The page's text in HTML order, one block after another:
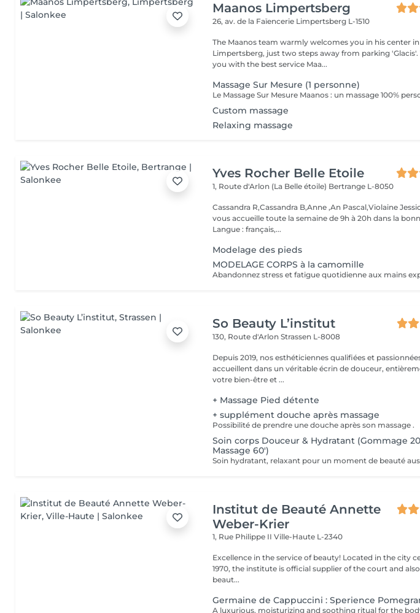
Maanos Limpertsberg
26, av. de la Faïencerie Limpertsberg L-1510
The Maanos team warmly welcomes you in his center in
Limpertsberg, just two steps away from parking 'Glacis'.
you with the best service Maa...
Massage Sur Mesure (1 personne)
Custom massage
Relaxing massage
Yves Rocher Belle Etoile
1, Route d'Arlon (La Belle étoile) Bertrange L-8050
Cassandra R,Cassandra B,Anne ,An Pascal,Violaine
vous accueille toute la semaine de 9h à 20h dans la
Langue : français,...
Modelage des pieds
MODELAGE CORPS à la camomille
So Beauty L’institut
130, Route d'ArlonStrassen L-8008
Depuis 2019, nos esthéticiennes qualifiées et
accueillent dans un véritable écrin de douceur,
votre bien-être et ...
+ Massage Pied détente
+ supplément douche après massage
Possibilité de prendre une douche après son massage .
Soin corps Douceur & Hydratant (Gommage
Massage 60')
Institut de Beauté Annette
Weber-Krier
1, Rue Philippe IIVille-Haute L-2340
Excellence in the service of beauty! Located in the city center since
1970, the institute is official supplier of the court and
beaut...
Germaine de Cappuccini : Sperience